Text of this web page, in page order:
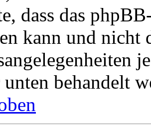
dass das
kann und nicht
behandelt